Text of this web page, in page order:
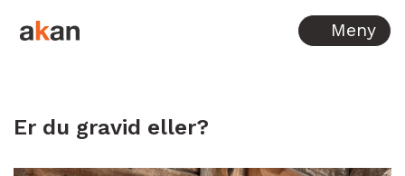
Hopp til innhold Meny
Er du gravid eller?